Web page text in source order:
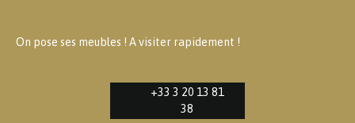
On pose ses meubles ! A visiter rapidement !
+33 3 20 13 81
38